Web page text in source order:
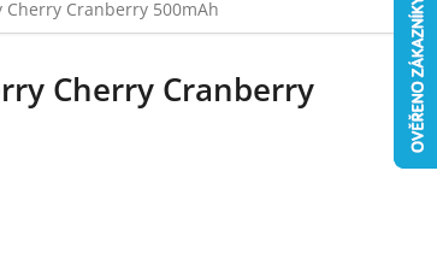
Cranberry 500mAh
Cherry Cranberry